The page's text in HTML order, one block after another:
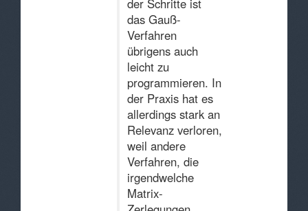
der Schritte ist
das Gauß-
Verfahren
übrigens auch
leicht zu
programmieren. In
der Praxis hat es
allerdings stark an
Relevanz verloren,
weil andere
Verfahren, die
irgendwelche
Matrix-